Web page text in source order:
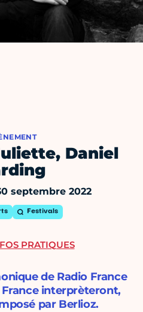
Daniel
septembre 2022
Festivals
de Radio France
interprèteront,
par Berlioz.
PRATIQUES